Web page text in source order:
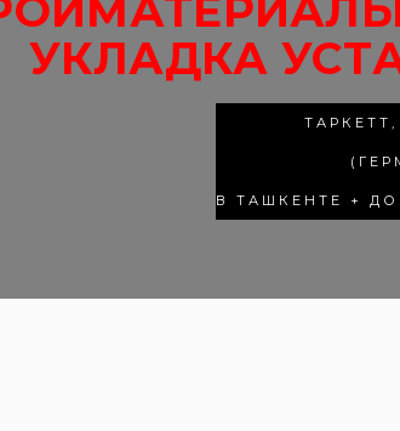
УКЛАДКА
В ТАШКЕНТЕ +